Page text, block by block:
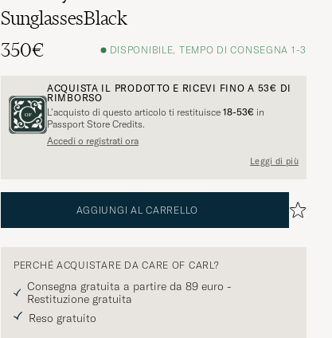
SunglassesBlack
350€
DISPONIBILE, TEMPO DI CONSEGNA 1-3
ACQUISTA IL PRODOTTO E RICEVI FINO A 53€ DI
RIMBORSO
L’acquisto di questo articolo ti restituisce 18-53€ in
Passport Store Credits.
Accedi o registrati ora
Leggi di più
AGGIUNGI AL CARRELLO
PERCHÉ ACQUISTARE DA CARE OF CARL?
Consegna gratuita a partire da 89 euro -
Restituzione gratuita
Reso gratuito